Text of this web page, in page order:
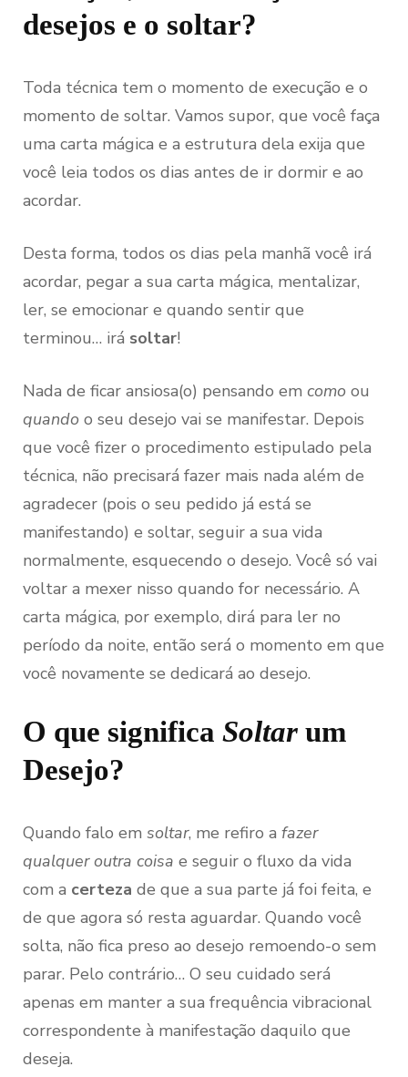
desejos e o soltar?
Toda técnica tem o momento de execução e o
momento de soltar. Vamos supor, que você faça
uma carta mágica e a estrutura dela exija que
você leia todos os dias antes de ir dormir e ao
acordar.
Desta forma, todos os dias pela manhã você irá
acordar, pegar a sua carta mágica, mentalizar,
ler, se emocionar e quando sentir que
terminou… irá soltar!
Nada de ficar ansiosa(o) pensando em como ou
quando o seu desejo vai se manifestar. Depois
que você fizer o procedimento estipulado pela
técnica, não precisará fazer mais nada além de
agradecer (pois o seu pedido já está se
manifestando) e soltar, seguir a sua vida
normalmente, esquecendo o desejo. Você só vai
voltar a mexer nisso quando for necessário. A
carta mágica, por exemplo, dirá para ler no
período da noite, então será o momento em que
você novamente se dedicará ao desejo.
O que significa Soltar um
Desejo?
Quando falo em soltar, me refiro a fazer
qualquer outra coisa e seguir o fluxo da vida
com a certeza de que a sua parte já foi feita, e
de que agora só resta aguardar. Quando você
solta, não fica preso ao desejo remoendo-o sem
parar. Pelo contrário… O seu cuidado será
apenas em manter a sua frequência vibracional
correspondente à manifestação daquilo que
deseja.